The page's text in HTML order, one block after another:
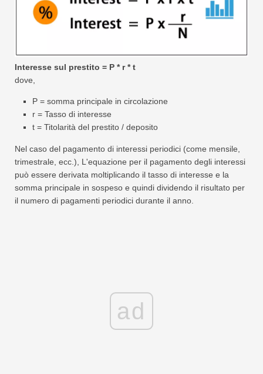
Interesse sul prestito = P * r * t
dove,
P = somma principale in circolazione
r = Tasso di interesse
t = Titolarità del prestito / deposito
Nel caso del pagamento di interessi periodici (come mensile,
trimestrale, ecc.), L'equazione per il pagamento degli interessi
può essere derivata moltiplicando il tasso di interesse e la
somma principale in sospeso e quindi dividendo il risultato per
il numero di pagamenti periodici durante il anno.
ad